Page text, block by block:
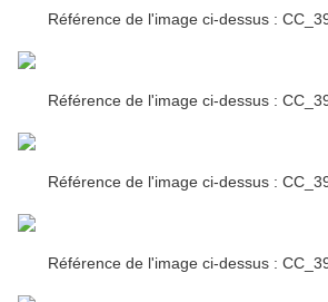
Référence de l'image ci-dessus :
Référence de l'image ci-dessus :
Référence de l'image ci-dessus :
Référence de l'image ci-dessus :